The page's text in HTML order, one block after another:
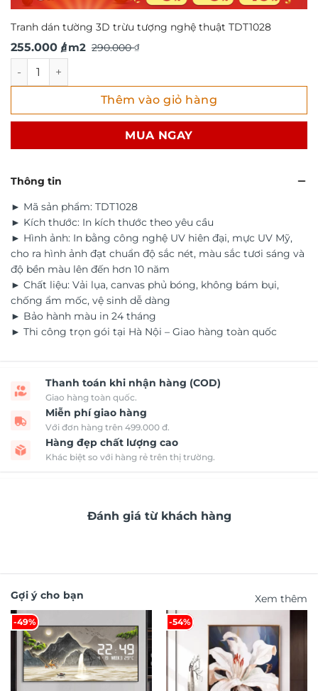
Tranh dán tường 3D trừu tượng nghệ thuật TDT1028
290.000₫
Giá
là:
290.000 ₫.
255.000 ₫
Giá
tại
là:
/ m2
Tranh dán tường 3D trừu tượng nghệ thuật TDT1028 số
Thêm vào giỏ hàng
MUA NGAY
Thông tin
► Mã sản phẩm: TDT1028
► Kích thước: In kích thước theo yêu cầu
► Hình ảnh: In bằng công nghệ UV hiên đại, mực UV Mỹ,
cho ra hình ảnh đạt chuẩn độ sắc nét, màu sắc tươi sáng và
độ bền màu lên đến hơn 10 năm
► Chất liệu: Vải lụa, canvas phủ bóng, không bám bụi,
chống ẩm mốc, vệ sinh dễ dàng
► Bảo hành màu in 24 tháng
► Thi công trọn gói tại Hà Nội – Giao hàng toàn quốc
Thanh toán khi nhận hàng (COD)
Giao hàng toàn quốc.
Miễn phí giao hàng
Với đơn hàng trên 499.000 đ.
Hàng đẹp chất lượng cao
Khác biệt so với hàng rẻ trên thị trường.
Đánh giá từ khách hàng
Gợi ý cho bạn Xem thêm
-49% -54%